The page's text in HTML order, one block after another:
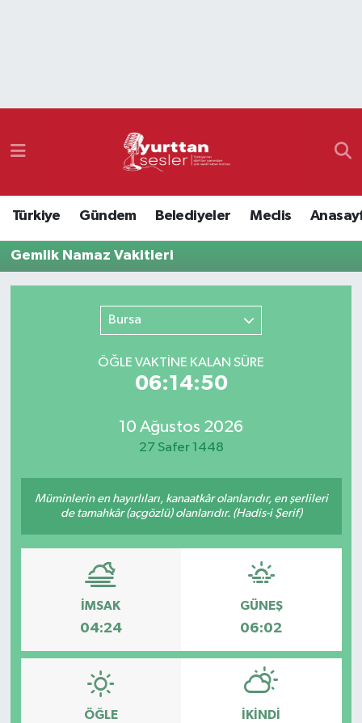
Türkiye Gündem Belediyeler Meclis
Gemlik Namaz Vakitleri
Bursa
ÖĞLE VAKTİNE KALAN SÜRE
06:14:50
10 Ağustos 2026
27 Safer 1448
Müminlerin en hayırlıları, kanaatkâr olanlarıdır, en şerlileri
de tamahkâr (açgözlü) olanlarıdır. (Hadis-i Şerif)
İMSAK
04:24
GÜNEŞ
06:02
ÖĞLE İKINDI
Namaz Vakitleri
Süper Lig Puan Durumu ve Fikstür
Son Dakika Haberleri